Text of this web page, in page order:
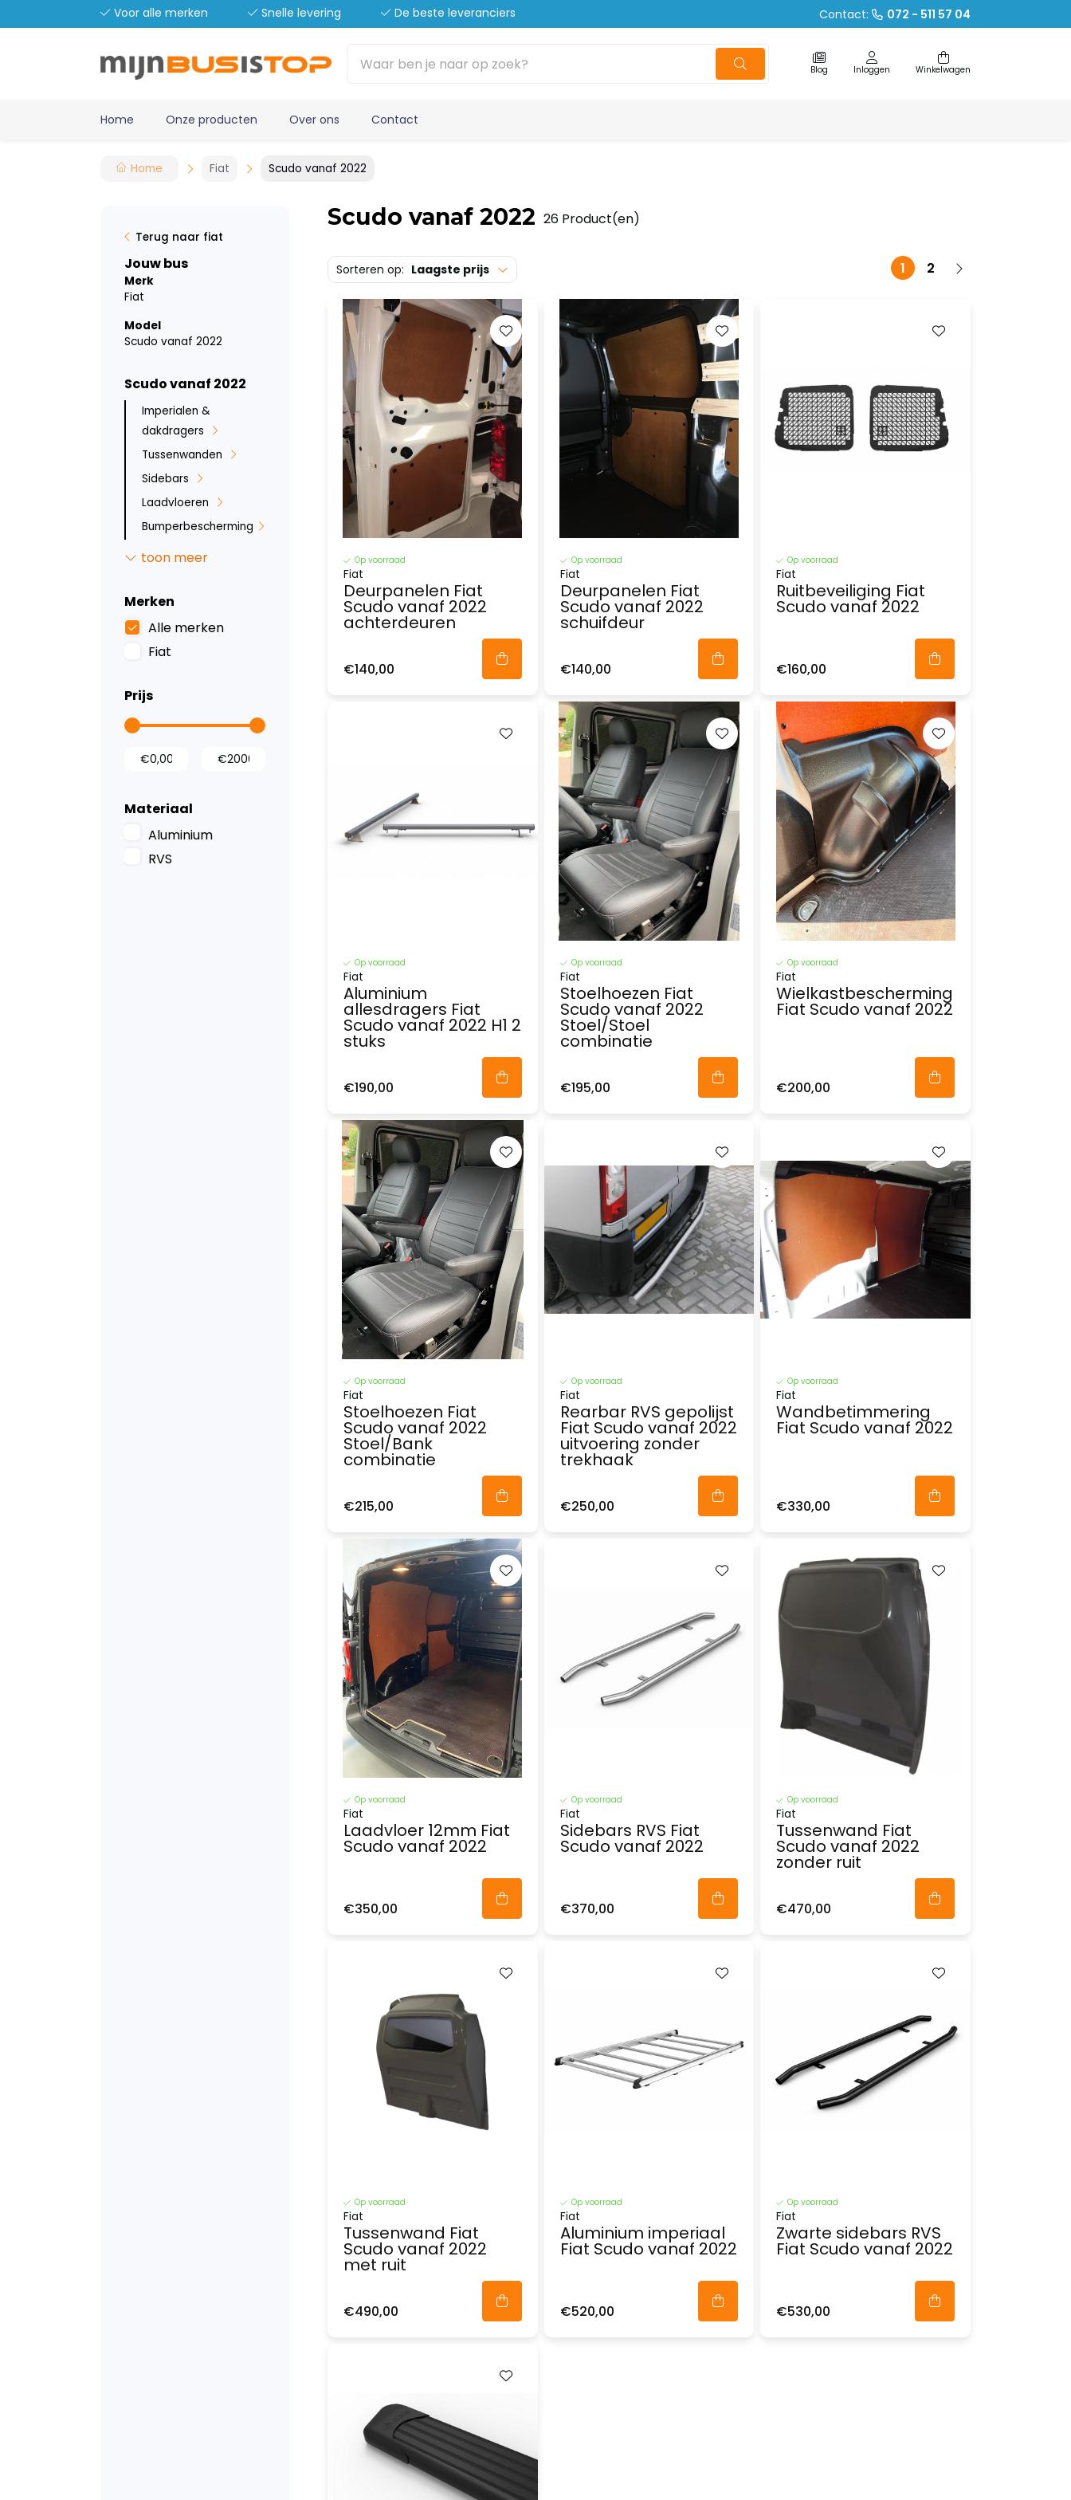
Voor alle merken Snelle levering De beste leveranciers Contact: 072 - 511 57 04
Blog Inloggen Winkelwagen
Home Onze producten Over ons Contact
Home Fiat Scudo vanaf 2022
Terug naar fiat
Jouw bus
Merk
Fiat
Model
Scudo vanaf 2022
Scudo vanaf 2022
Imperialen &
dakdragers
Tussenwanden
Sidebars
Laadvloeren
Bumperbescherming
Ruit beveiliging
Wandbetimmering
Backbar
Overig
ladesystemen
Wielkastbescherming
toon meer
Merken
Alle merken
Fiat
Prijs
Materiaal
Aluminium
RVS
Scudo vanaf 2022 26 Product(en)
Sorteren op: Laagste prijs 1 2
Op voorraad
Fiat
Deurpanelen Fiat
Scudo vanaf 2022
achterdeuren
€140,00
Op voorraad
Fiat
Deurpanelen Fiat
Scudo vanaf 2022
schuifdeur
€140,00
Op voorraad
Fiat
Ruitbeveiliging Fiat
Scudo vanaf 2022
€160,00
Op voorraad
Fiat
Aluminium
allesdragers Fiat
Scudo vanaf 2022 H1 2
stuks
€190,00
Op voorraad
Fiat
Stoelhoezen Fiat
Scudo vanaf 2022
Stoel/Stoel
combinatie
€195,00
Op voorraad
Fiat
Wielkastbescherming
Fiat Scudo vanaf 2022
€200,00
Op voorraad
Fiat
Stoelhoezen Fiat
Scudo vanaf 2022
Stoel/Bank
combinatie
€215,00
Op voorraad
Fiat
Rearbar RVS gepolijst
Fiat Scudo vanaf 2022
uitvoering zonder
trekhaak
€250,00
Op voorraad
Fiat
Wandbetimmering
Fiat Scudo vanaf 2022
€330,00
Op voorraad
Fiat
Laadvloer 12mm Fiat
Scudo vanaf 2022
€350,00
Op voorraad
Fiat
Sidebars RVS Fiat
Scudo vanaf 2022
€370,00
Op voorraad
Fiat
Tussenwand Fiat
Scudo vanaf 2022
zonder ruit
€470,00
Op voorraad
Fiat
Tussenwand Fiat
Scudo vanaf 2022
met ruit
€490,00
Op voorraad
Fiat
Aluminium imperiaal
Fiat Scudo vanaf 2022
€520,00
Op voorraad
Fiat
Zwarte sidebars RVS
Fiat Scudo vanaf 2022
€530,00